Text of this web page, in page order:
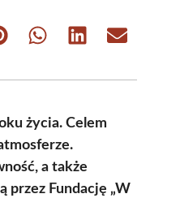
Share Share Share
życia. Celem
a także
przez Fundację „W